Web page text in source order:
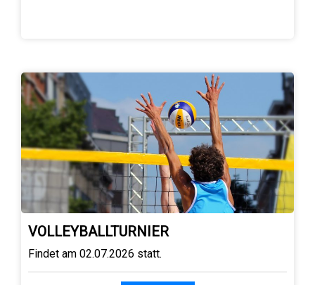
VOLLEYBALLTURNIER
Findet am 02.07.2026 statt.